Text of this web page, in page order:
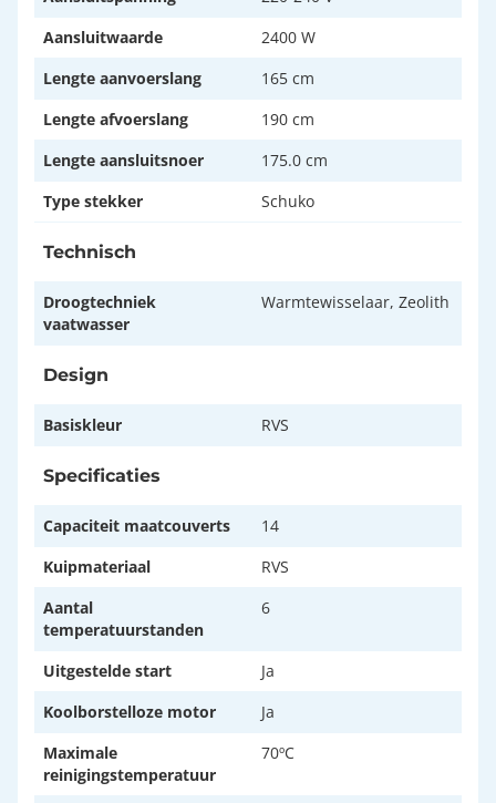
Aansluitwaarde
2400 W
Lengte aanvoerslang
165 cm
Lengte afvoerslang
190 cm
Lengte aansluitsnoer
175.0 cm
Type stekker
Schuko
Technisch
Droogtechniek
vaatwasser
Warmtewisselaar, Zeolith
Design
Basiskleur RVS
Specificaties
Capaciteit maatcouverts
14
Kuipmateriaal
RVS
Aantal
temperatuurstanden
6
Uitgestelde start
Ja
Koolborstelloze motor
Ja
Maximale
reinigingstemperatuur
70ºC